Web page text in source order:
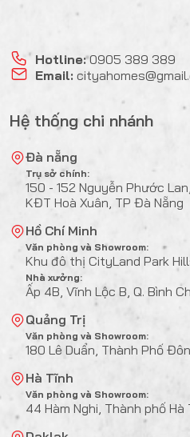
Hotline: 0905 389 389
Email:
Hệ thống chi nhánh
Đà nẵng
Trụ sở chính:
150 - 152 Nguyễn Phước Lan,
KĐT Hoà Xuân, TP Đà Nẵng
Hồ Chí Minh
Văn phòng và Showroom:
Khu đô thị CityLand Park
Nhà xưởng:
Ấp 4B, Vĩnh Lộc B, Q. Bình
Quảng Trị
Văn phòng và Showroom:
180 Lê Duẩn, Thành Phố
Hà Tĩnh
Văn phòng và Showroom:
44 Hàm Nghi, Thành phố Hà